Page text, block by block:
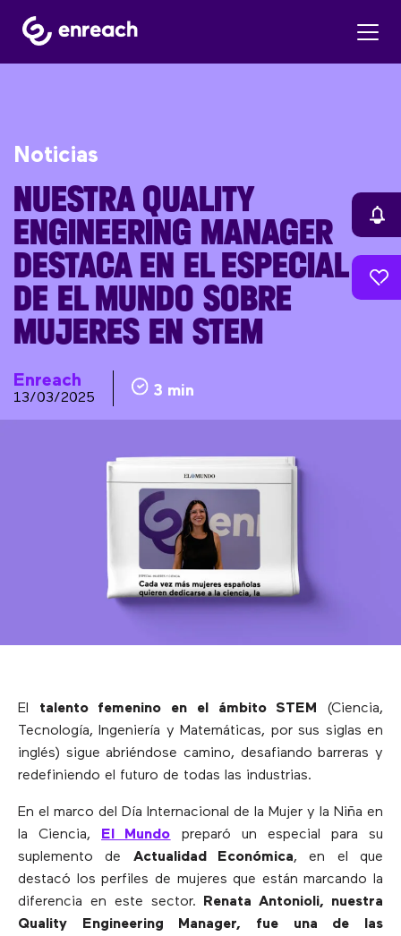
Noticias
NUESTRA QUALITY
ENGINEERING MANAGER
DESTACA EN EL ESPECIAL
DE EL MUNDO SOBRE
MUJERES EN STEM
Enreach
13/03/2025 3 min
El talento femenino en el ámbito STEM (Ciencia,
Tecnología, Ingeniería y Matemáticas, por sus siglas en
inglés) sigue abriéndose camino, desafiando barreras y
redefiniendo el futuro de todas las industrias.
En el marco del Día Internacional de la Mujer y la Niña en
la Ciencia, El Mundo preparó un especial para su
suplemento de Actualidad Económica, en el que
destacó los perfiles de mujeres que están marcando la
diferencia en este sector. Renata Antonioli, nuestra
Quality Engineering Manager, fue una de las